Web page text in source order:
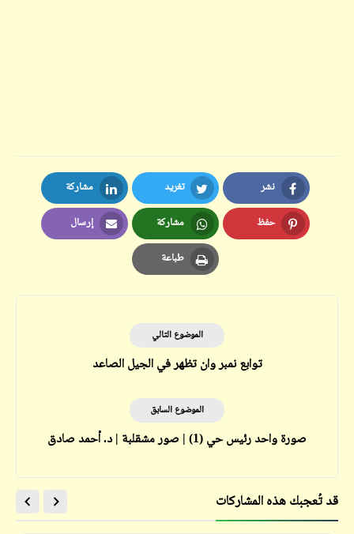
نشر
Facebook
تغريد
Twitter
مشاركة
LinkedIn
حفظ
Pinterest
مشاركة
Whatsapp
إرسال
Email
طباعة
Print
الموضوع التالي
توابع نمبر وان تظهر في الجيل الصاعد
الموضوع السابق
صورة واحد رئيس حي (1) | صور مشقلبة | د. أحمد صادق
قد تُعجبك هذه المشاركات